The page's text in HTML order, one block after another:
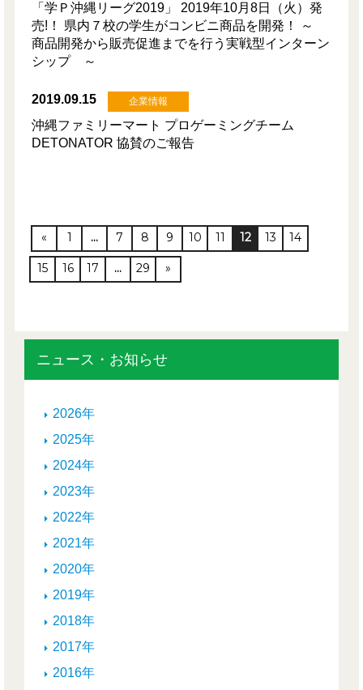
「学Ｐ沖縄リーグ2019」 2019年10月8日（火）発
売!！ 県内７校の学生がコンビニ商品を開発！ ～
商品開発から販売促進までを行う実戦型インターン
シップ ～
2019.09.15 企業情報
沖縄ファミリーマート プロゲーミングチーム
DETONATOR 協賛のご報告
« 1 … 7 8 9 10 11 12 13 14
15 16 17 … 29 »
ニュース・お知らせ
2026年
2025年
2024年
2023年
2022年
2021年
2020年
2019年
2018年
2017年
2016年